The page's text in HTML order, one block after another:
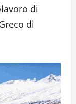
di
di